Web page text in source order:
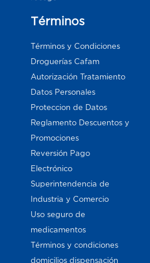
Términos
Términos y Condiciones
Droguerías Cafam
Autorización Tratamiento
Datos Personales
Proteccion de Datos
Reglamento Descuentos y
Promociones
Reversión Pago
Electrónico
Superintendencia de
Industria y Comercio
Uso seguro de
medicamentos
Términos y condiciones
domicilios dispensación